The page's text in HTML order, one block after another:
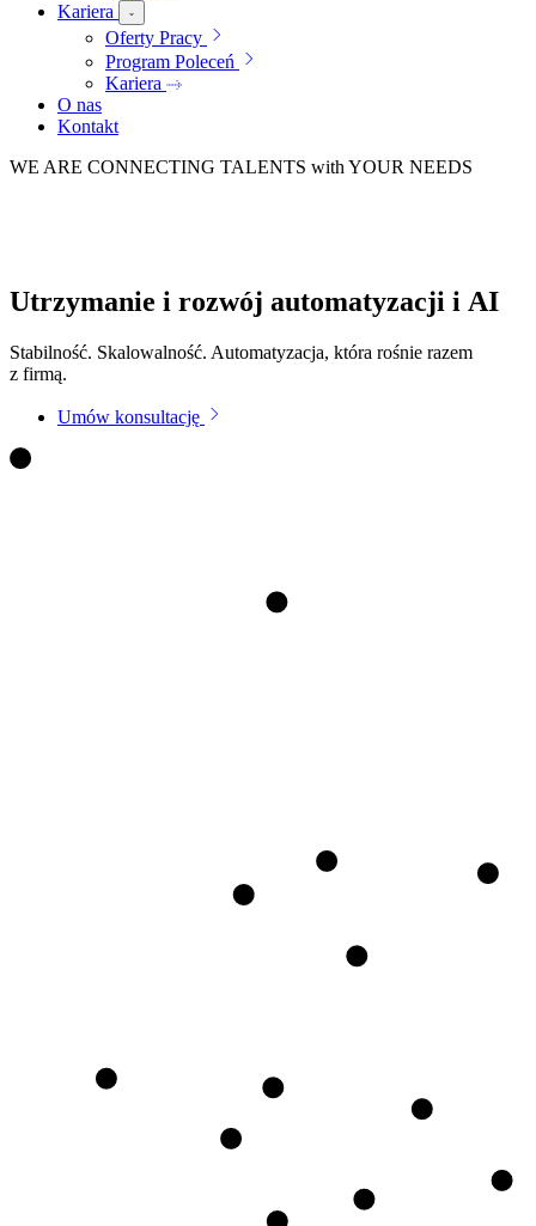
Kariera
Oferty Pracy
Program Poleceń
Kariera
O nas
Kontakt
WE ARE CONNECTING TALENTS with YOUR NEEDS
Utrzymanie i rozwój automatyzacji i AI
Stabilność. Skalowalność. Automatyzacja, która rośnie razem
z firmą.
Umów konsultację